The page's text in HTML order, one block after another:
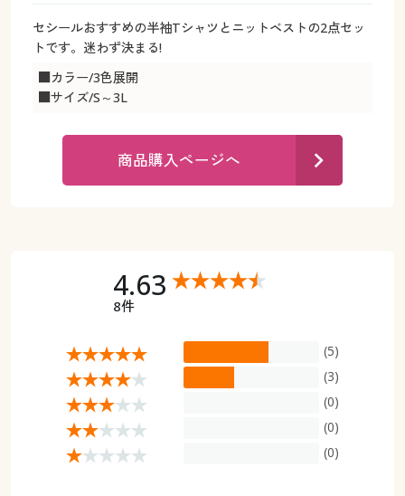
大きいサイズ 事務・制服
カタログ・チラシからのご注文
デジタルカタログ
サポート
ご利用ガイド
よくある質問とお問い合わせ
カタログ無料プレゼント
会員メニュー
ご利用ガイド
よくある質問とお問い合わせ
セシールおすすめの半袖Tシャツとニットベストの2点セッ
トです。迷わず決まる!
■カラー/3色展開
■サイズ/S～3L
商品購入ページへ
4.63
8件
(5)
(3)
(0)
(0)
(0)